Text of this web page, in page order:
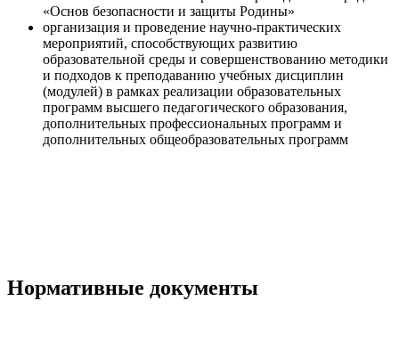
«Основ безопасности и защиты Родины»
организация и проведение научно-практических
мероприятий, способствующих развитию
образовательной среды и совершенствованию методики
и подходов к преподаванию учебных дисциплин
(модулей) в рамках реализации образовательных
программ высшего педагогического образования,
дополнительных профессиональных программ и
дополнительных общеобразовательных программ
Нормативные документы